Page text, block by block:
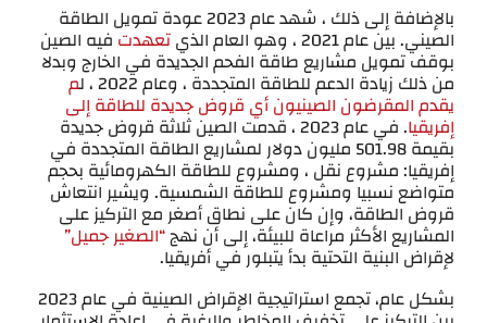
بالإضافة إلى ذلك ، شهد عام 2023 عودة تمويل الطاقة
الصيني. بين عام 2021 ، وهو العام الذي تعهدت فيه الصين
بوقف تمويل مشاريع طاقة الفحم الجديدة في الخارج وبدلا
من ذلك زيادة الدعم للطاقة المتجددة ، وعام 2022 ، ل م
يقدم المقرضون الصينيون أي قروض جديدة للطاقة إلى
إفريقيا . في عام 2023 ، قدمت الصين ثلاثة قروض جديدة
بقيمة 501.98 مليون دولار لمشاريع الطاقة المتجددة في
إفريقيا: مشروع نقل ، ومشروع للطاقة الكهرومائية بحجم
متواضع نسبيا ومشروع للطاقة الشمسية. ويشير انتعاش
قروض الطاقة، وإن كان على نطاق أصغر مع التركيز على
المشاريع الأكثر مراعاة للبيئة، إلى أن نهج“الصغير جميل”
لإقراض البنية التحتية بدأ يتبلور في أفريقيا.
بشكل عام، تجمع استراتيجية الإقراض الصينية في عام 2023